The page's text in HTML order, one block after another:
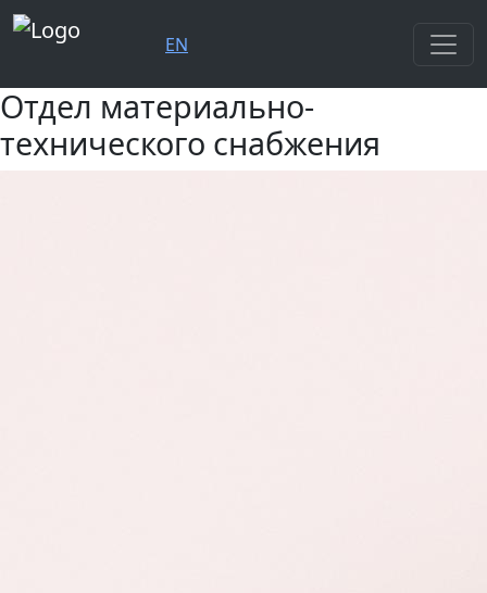
EN
Отдел материально-
технического снабжения